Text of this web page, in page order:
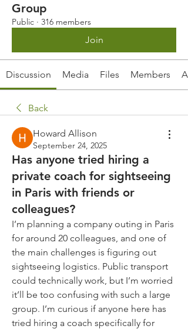
Group
Public · 316 members
Join
Discussion Media Files Members
Back
Howard Allison
September 24, 2025
Has anyone tried hiring a
private coach for sightseeing
in Paris with friends or
colleagues?
I’m planning a company outing in Paris
for around 20 colleagues, and one of
the main challenges is figuring out
sightseeing logistics. Public transport
could technically work, but I’m worried
it’ll be too confusing with such a large
group. I’m curious if anyone here has
tried hiring a coach specifically for